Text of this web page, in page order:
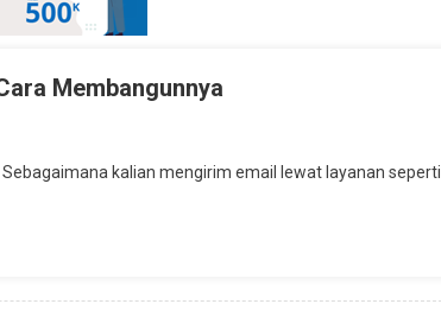
Membangunnya
kalian mengirim email lewat layanan seperti